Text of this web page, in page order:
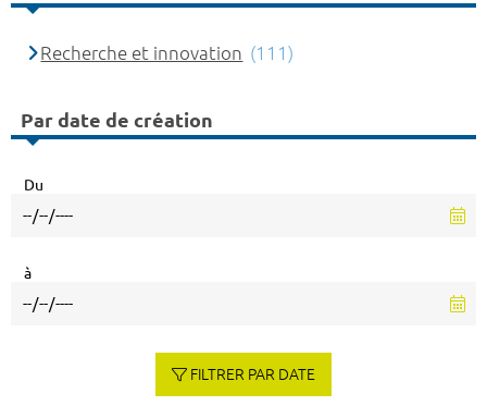
Recherche et innovation (111)
Par date de création
Du
à
FILTRER PAR DATE